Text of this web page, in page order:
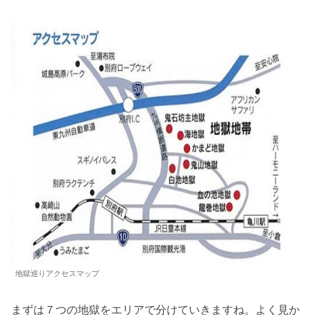
地獄巡りアクセスマップ
まずは７つの地獄をエリアで分けていきますね。よく見か